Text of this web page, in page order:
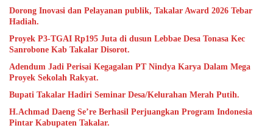
Dorong Inovasi dan Pelayanan publik, Takalar Award 2026 Tebar
Hadiah.
Proyek P3-TGAI Rp195 Juta di dusun Lebbae Desa Tonasa Kec
Sanrobone Kab Takalar Disorot.
Adendum Jadi Perisai Kegagalan PT Nindya Karya Dalam Mega
Proyek Sekolah Rakyat.
Bupati Takalar Hadiri Seminar Desa/Kelurahan Merah Putih.
H.Achmad Daeng Se’re Berhasil Perjuangkan Program Indonesia
Pintar Kabupaten Takalar.